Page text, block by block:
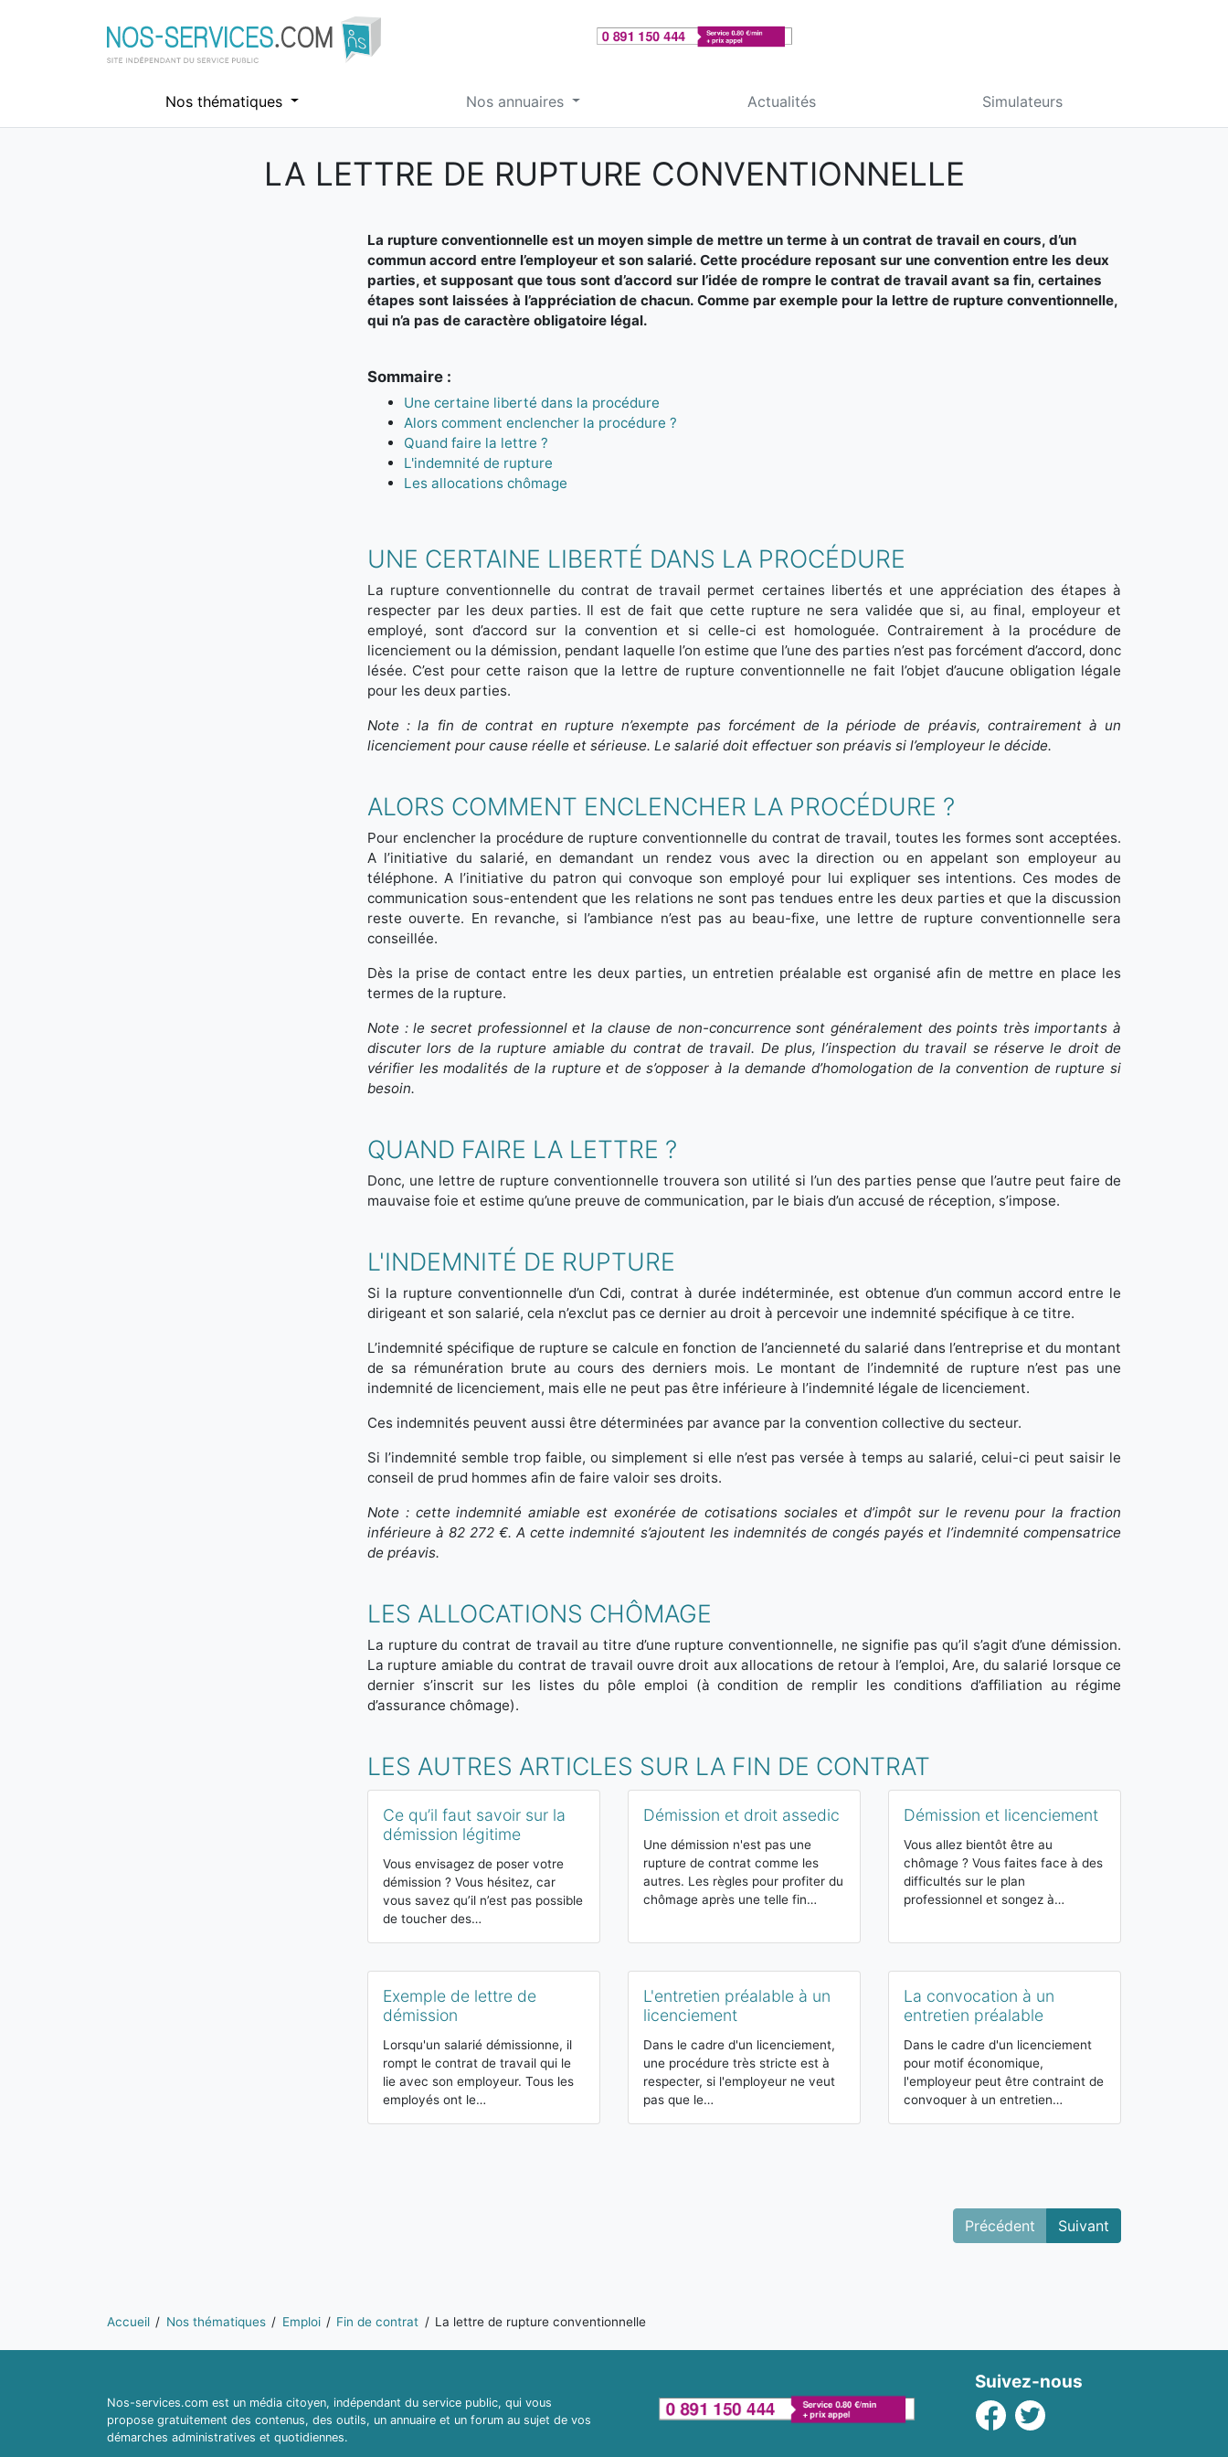
Nos thématiques Nos annuaires Actualités Simulateurs
LA LETTRE DE RUPTURE CONVENTIONNELLE
La rupture conventionnelle est un moyen simple de mettre un terme à un contrat de travail en cours, d’un
commun accord entre l’employeur et son salarié. Cette procédure reposant sur une convention entre les deux
parties, et supposant que tous sont d’accord sur l’idée de rompre le contrat de travail avant sa fin, certaines
étapes sont laissées à l’appréciation de chacun. Comme par exemple pour la lettre de rupture conventionnelle,
qui n’a pas de caractère obligatoire légal.
Sommaire :
Une certaine liberté dans la procédure
Alors comment enclencher la procédure ?
Quand faire la lettre ?
L'indemnité de rupture
Les allocations chômage
UNE CERTAINE LIBERTÉ DANS LA PROCÉDURE
La rupture conventionnelle du contrat de travail permet certaines libertés et une appréciation des étapes à
respecter par les deux parties. Il est de fait que cette rupture ne sera validée que si, au final, employeur et
employé, sont d’accord sur la convention et si celle-ci est homologuée. Contrairement à la procédure de
licenciement ou la démission, pendant laquelle l’on estime que l’une des parties n’est pas forcément d’accord, donc
lésée. C’est pour cette raison que la lettre de rupture conventionnelle ne fait l’objet d’aucune obligation légale
pour les deux parties.
Note : la fin de contrat en rupture n’exempte pas forcément de la période de préavis, contrairement à un
licenciement pour cause réelle et sérieuse. Le salarié doit effectuer son préavis si l’employeur le décide.
ALORS COMMENT ENCLENCHER LA PROCÉDURE ?
Pour enclencher la procédure de rupture conventionnelle du contrat de travail, toutes les formes sont acceptées.
A l’initiative du salarié, en demandant un rendez vous avec la direction ou en appelant son employeur au
téléphone. A l’initiative du patron qui convoque son employé pour lui expliquer ses intentions. Ces modes de
communication sous-entendent que les relations ne sont pas tendues entre les deux parties et que la discussion
reste ouverte. En revanche, si l’ambiance n’est pas au beau-fixe, une lettre de rupture conventionnelle sera
conseillée.
Dès la prise de contact entre les deux parties, un entretien préalable est organisé afin de mettre en place les
termes de la rupture.
Note : le secret professionnel et la clause de non-concurrence sont généralement des points très importants à
discuter lors de la rupture amiable du contrat de travail. De plus, l’inspection du travail se réserve le droit de
vérifier les modalités de la rupture et de s’opposer à la demande d’homologation de la convention de rupture si
besoin.
QUAND FAIRE LA LETTRE ?
Donc, une lettre de rupture conventionnelle trouvera son utilité si l’un des parties pense que l’autre peut faire de
mauvaise foie et estime qu’une preuve de communication, par le biais d’un accusé de réception, s’impose.
L'INDEMNITÉ DE RUPTURE
Si la rupture conventionnelle d’un Cdi, contrat à durée indéterminée, est obtenue d’un commun accord entre le
dirigeant et son salarié, cela n’exclut pas ce dernier au droit à percevoir une indemnité spécifique à ce titre.
L’indemnité spécifique de rupture se calcule en fonction de l’ancienneté du salarié dans l’entreprise et du montant
de sa rémunération brute au cours des derniers mois. Le montant de l’indemnité de rupture n’est pas une
indemnité de licenciement, mais elle ne peut pas être inférieure à l’indemnité légale de licenciement.
Ces indemnités peuvent aussi être déterminées par avance par la convention collective du secteur.
Si l’indemnité semble trop faible, ou simplement si elle n’est pas versée à temps au salarié, celui-ci peut saisir le
conseil de prud hommes afin de faire valoir ses droits.
Note : cette indemnité amiable est exonérée de cotisations sociales et d’impôt sur le revenu pour la fraction
inférieure à 82 272 €. A cette indemnité s’ajoutent les indemnités de congés payés et l’indemnité compensatrice
de préavis.
LES ALLOCATIONS CHÔMAGE
La rupture du contrat de travail au titre d’une rupture conventionnelle, ne signifie pas qu’il s’agit d’une démission.
La rupture amiable du contrat de travail ouvre droit aux allocations de retour à l’emploi, Are, du salarié lorsque ce
dernier s’inscrit sur les listes du pôle emploi (à condition de remplir les conditions d’affiliation au régime
d’assurance chômage).
LES AUTRES ARTICLES SUR LA FIN DE CONTRAT
Ce qu’il faut savoir sur la
démission légitime
Vous envisagez de poser votre
démission ? Vous hésitez, car
vous savez qu’il n’est pas possible
de toucher des…
Démission et droit assedic
Une démission n'est pas une
rupture de contrat comme les
autres. Les règles pour profiter du
chômage après une telle fin…
Démission et licenciement
Vous allez bientôt être au
chômage ? Vous faites face à des
difficultés sur le plan
professionnel et songez à…
Exemple de lettre de
démission
Lorsqu'un salarié démissionne, il
rompt le contrat de travail qui le
lie avec son employeur. Tous les
employés ont le…
L'entretien préalable à un
licenciement
Dans le cadre d'un licenciement,
une procédure très stricte est à
respecter, si l'employeur ne veut
pas que le…
La convocation à un
entretien préalable
Dans le cadre d'un licenciement
pour motif économique,
l'employeur peut être contraint de
convoquer à un entretien…
Précédent Suivant
Vous êtes ici:
Accueil Nos thématiques Emploi Fin de contrat La lettre de rupture conventionnelle
Nos-services.com est un média citoyen, indépendant du service public, qui vous
propose gratuitement des contenus, des outils, un annuaire et un forum au sujet de vos
démarches administratives et quotidiennes.
Suivez-nous
Facebook
Twitter